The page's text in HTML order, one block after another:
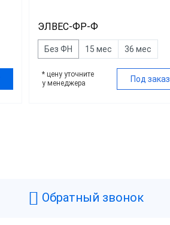
ЭЛВЕС-ФР-Ф
Без ФН 15 мес 36 мес
* цену уточните
у менеджера
Под заказ
Обратный звонок